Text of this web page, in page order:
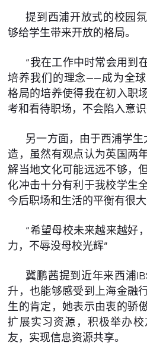
提到西浦开放式的校园
够给学生带来开放的格局。
“我在工作中时常会用到
培养我们的理念——成为全
格局的培养使得我在初入职
考和看待职场，不会陷入意
另一方面，由于西浦学
造，虽然有观点认为英国两
解当地文化可能远远不够，
化冲击十分有利于我校学生
今后职场和生活的平衡有很大
“希望母校未来越来越好
力，不辱没母校光辉”
冀鹏茜提到近年来西浦
升，也能够感受到上海金融
生的肯定，她表示由衷的骄
扩展实习资源，积极举办
友，实现信息资源共享。